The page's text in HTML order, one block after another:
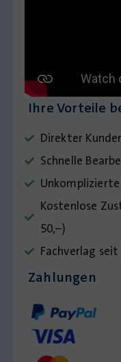
Ihre Vorteile
Direkter
Schnelle
Kostenlose
50,–)
Fachverlag
Zahlungen